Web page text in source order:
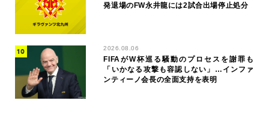
発退場のFW永井龍には2試合出場停止処分
2026.08.06
FIFAがW杯巡る騒動のプロセスを謝罪も
「いかなる攻撃も容認しない」…インファ
ンティーノ会長の全面支持を表明